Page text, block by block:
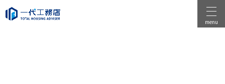
menu